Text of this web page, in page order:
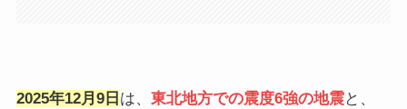
2025年12月9日 は、 東北地方での震度6強の地震と、